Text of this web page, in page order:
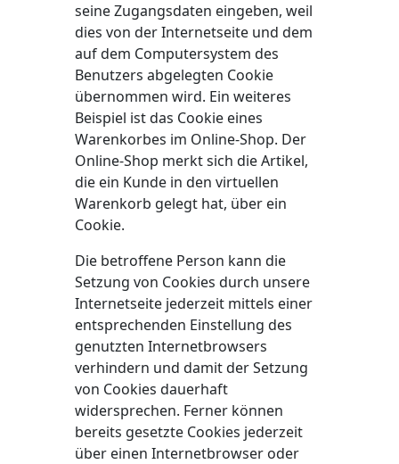
seine Zugangsdaten eingeben, weil
dies von der Internetseite und dem
auf dem Computersystem des
Benutzers abgelegten Cookie
übernommen wird. Ein weiteres
Beispiel ist das Cookie eines
Warenkorbes im Online-Shop. Der
Online-Shop merkt sich die Artikel,
die ein Kunde in den virtuellen
Warenkorb gelegt hat, über ein
Cookie.
Die betroffene Person kann die
Setzung von Cookies durch unsere
Internetseite jederzeit mittels einer
entsprechenden Einstellung des
genutzten Internetbrowsers
verhindern und damit der Setzung
von Cookies dauerhaft
widersprechen. Ferner können
bereits gesetzte Cookies jederzeit
über einen Internetbrowser oder